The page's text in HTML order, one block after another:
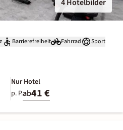
4 Hotelbilder
Barrierefreiheit Fahrrad Sport
Nur Hotel
p. P.ab41 €